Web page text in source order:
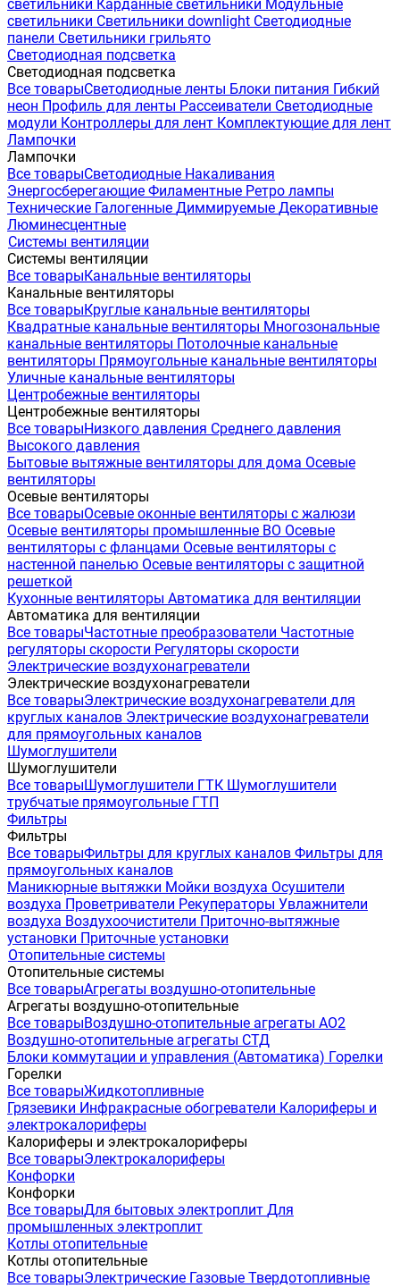
светильники Карданные светильники Модульные
светильники Светильники downlight Светодиодные
панели Светильники грильято
Светодиодная подсветка
Светодиодная подсветка
Все товарыСветодиодные ленты Блоки питания Гибкий
неон Профиль для ленты Рассеиватели Светодиодные
модули Контроллеры для лент Комплектующие для лент
Лампочки
Лампочки
Все товарыСветодиодные Накаливания
Энергосберегающие Филаментные Ретро лампы
Технические Галогенные Диммируемые Декоративные
Люминесцентные
Системы вентиляции
Системы вентиляции
Все товарыКанальные вентиляторы
Канальные вентиляторы
Все товарыКруглые канальные вентиляторы
Квадратные канальные вентиляторы Многозональные
канальные вентиляторы Потолочные канальные
вентиляторы Прямоугольные канальные вентиляторы
Уличные канальные вентиляторы
Центробежные вентиляторы
Центробежные вентиляторы
Все товарыНизкого давления Среднего давления
Высокого давления
Бытовые вытяжные вентиляторы для дома Осевые
вентиляторы
Осевые вентиляторы
Все товарыОсевые оконные вентиляторы с жалюзи
Осевые вентиляторы промышленные ВО Осевые
вентиляторы с фланцами Осевые вентиляторы с
настенной панелью Осевые вентиляторы с защитной
решеткой
Кухонные вентиляторы Автоматика для вентиляции
Автоматика для вентиляции
Все товарыЧастотные преобразователи Частотные
регуляторы скорости Регуляторы скорости
Электрические воздухонагреватели
Электрические воздухонагреватели
Все товарыЭлектрические воздухонагреватели для
круглых каналов Электрические воздухонагреватели
для прямоугольных каналов
Шумоглушители
Шумоглушители
Все товарыШумоглушители ГТК Шумоглушители
трубчатые прямоугольные ГТП
Фильтры
Фильтры
Все товарыФильтры для круглых каналов Фильтры для
прямоугольных каналов
Маникюрные вытяжки Мойки воздуха Осушители
воздуха Проветриватели Рекуператоры Увлажнители
воздуха Воздухоочистители Приточно-вытяжные
установки Приточные установки
Отопительные системы
Отопительные системы
Все товарыАгрегаты воздушно-отопительные
Агрегаты воздушно-отопительные
Все товарыВоздушно-отопительные агрегаты АО2
Воздушно-отопительные агрегаты СТД
Блоки коммутации и управления (Автоматика) Горелки
Горелки
Все товарыЖидкотопливные
Грязевики Инфракрасные обогреватели Калориферы и
электрокалориферы
Калориферы и электрокалориферы
Все товарыЭлектрокалориферы
Конфорки
Конфорки
Все товарыДля бытовых электроплит Для
промышленных электроплит
Котлы отопительные
Котлы отопительные
Все товарыЭлектрические Газовые Твердотопливные